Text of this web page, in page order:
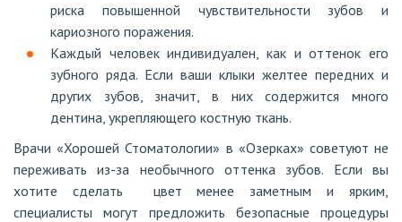
риска повышенной чувствительности зубов и
кариозного поражения.
Каждый человек индивидуален, как и оттенок его
зубного ряда. Если ваши клыки желтее передних и
других зубов, значит, в них содержится много
дентина, укрепляющего костную ткань.
Врачи «Хорошей Стоматологии» в «Озерках» советуют не
переживать из-за необычного оттенка зубов. Если вы
хотите сделать цвет менее заметным и ярким,
специалисты могут предложить безопасные процедуры